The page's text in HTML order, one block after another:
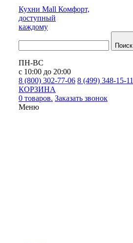
Кухни Mall Комфорт,
доступный
каждому
Поиск
ПН-ВС
с 10:00 до 20:00
8 (800) 302-77-06 8 (499) 348-15-11
КОРЗИНА
0 товаров. Заказать звонок
Меню